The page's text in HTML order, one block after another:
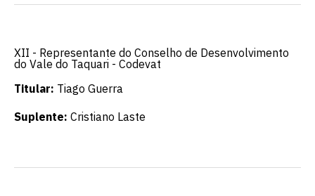
XII - Representante do Conselho de Desenvolvimento
do Vale do Taquari - Codevat
Titular: Tiago Guerra
Suplente: Cristiano Laste